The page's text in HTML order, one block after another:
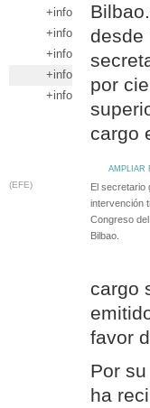
+info
+info
+info
+info
+info
desde
por
cargo
AMPLIAR
(EFE)
El secretario
intervención
Congreso
Bilbao.
cargo
favor
Por
ha